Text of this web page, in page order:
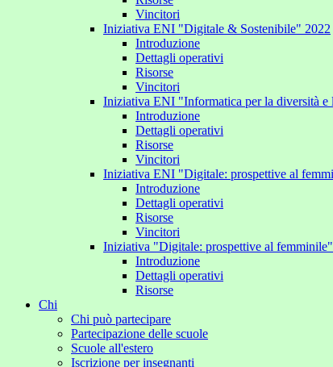
Vincitori
Iniziativa ENI "Digitale & Sostenibile" 2022
Introduzione
Dettagli operativi
Risorse
Vincitori
Iniziativa ENI "Informatica per la diversità e
Introduzione
Dettagli operativi
Risorse
Vincitori
Iniziativa ENI "Digitale: prospettive al
Introduzione
Dettagli operativi
Risorse
Vincitori
Iniziativa "Digitale: prospettive al
Introduzione
Dettagli operativi
Risorse
Chi
Chi può partecipare
Partecipazione delle scuole
Scuole all'estero
Iscrizione per insegnanti